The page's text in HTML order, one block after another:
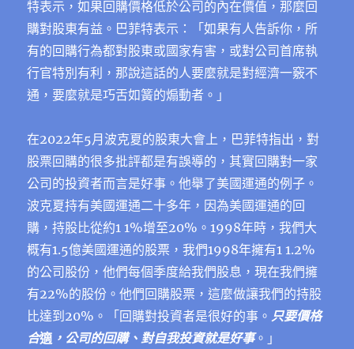
特表示，如果回購價格低於公司的內在價值，那麼回
購對股東有益。巴菲特表示：「如果有人告訴你，所
有的回購行為都對股東或國家有害，或對公司首席執
行官特別有利，那說這話的人要麼就是對經濟一竅不
通，要麼就是巧舌如簧的煽動者。」
在2022年5月波克夏的股東⼤會上，巴菲特指出，對
股票回購的很多批評都是有誤導的，其實回購對一家
公司的投資者而言是好事。他舉了美國運通的例子。
波克夏持有美國運通二十多年，因為美國運通的回
購，持股比從約1 1%增至20%。1998年時，我們大
概有1.5億美國運通的股票，我們1998年擁有1 1.2%
的公司股份，他們每個季度給我們股息，現在我們擁
有22%的股份。他們回購股票，這麼做讓我們的持股
比達到20%。「回購對投資者是很好的事。 只要價格
合適 ，公司的回購、對自我投資就是好事。」